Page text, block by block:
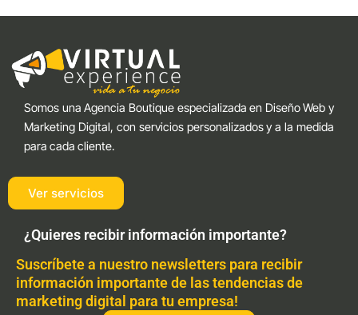
Somos una Agencia Boutique especializada en Diseño Web y
Marketing Digital, con servicios personalizados y a la medida
para cada cliente.
Ver servicios
¿Quieres recibir información importante?
Suscríbete a nuestro newsletters para recibir
información importante de las tendencias de
marketing digital para tu empresa!